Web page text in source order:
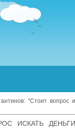
"Стоит вопрос
ИСКАТЬ